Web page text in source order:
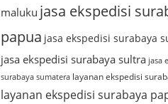
maluku jasa ekspedisi
papua jasa ekspedisi surabaya
jasa ekspedisi surabaya sultra jasa
surabaya sumatera layanan ekspedisi
layanan ekspedisi surabaya